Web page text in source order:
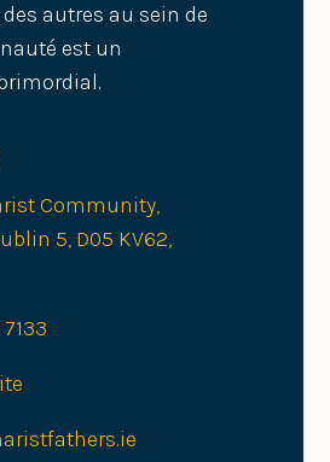
autres au sein de
est un
Community,
5, D05 KV62,